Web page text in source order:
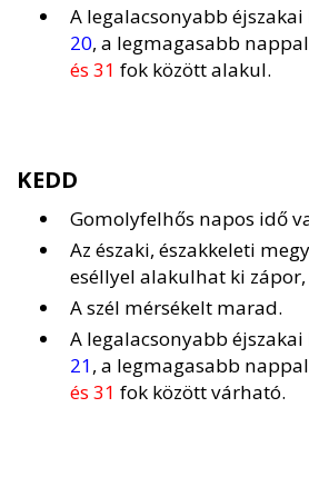
A legalacsonyabb
20, a legmagasabb
és 31 fok között alakul.
KEDD
Gomolyfelhős napos idő
Az északi, északkeleti
eséllyel alakulhat ki
A szél mérsékelt marad.
A legalacsonyabb
21, a legmagasabb
és 31 fok között várható.